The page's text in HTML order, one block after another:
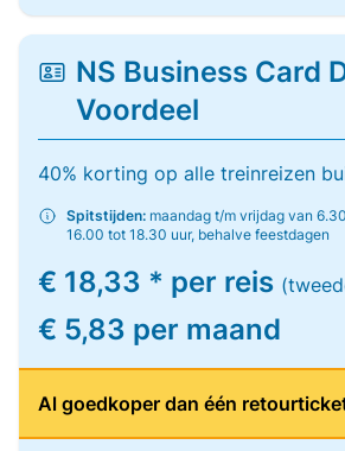
NS Business Card
Voordeel
40% korting op alle treinreizen
Spitstijden: maandag t/m vrijdag van
16.00 tot 18.30 uur, behalve feestdagen
€ 18,33 * per reis
€ 5,83 per maand
Al goedkoper dan één